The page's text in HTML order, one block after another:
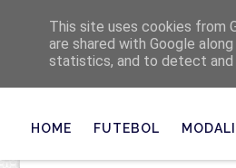
Últimas
HOME FUTEBOL
This site uses cookies from
are shared with Google
statistics, and to detect and